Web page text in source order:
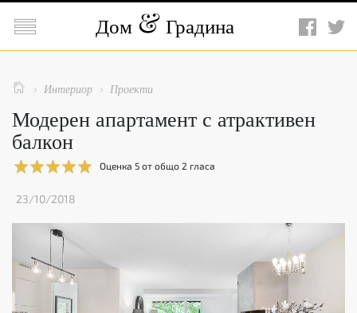
 Дом Градина
  Интериор  Проекти
Модерен апартамент с атрактивен
балкон
Оценка 5 от общо 2 гласа
23/10/2018